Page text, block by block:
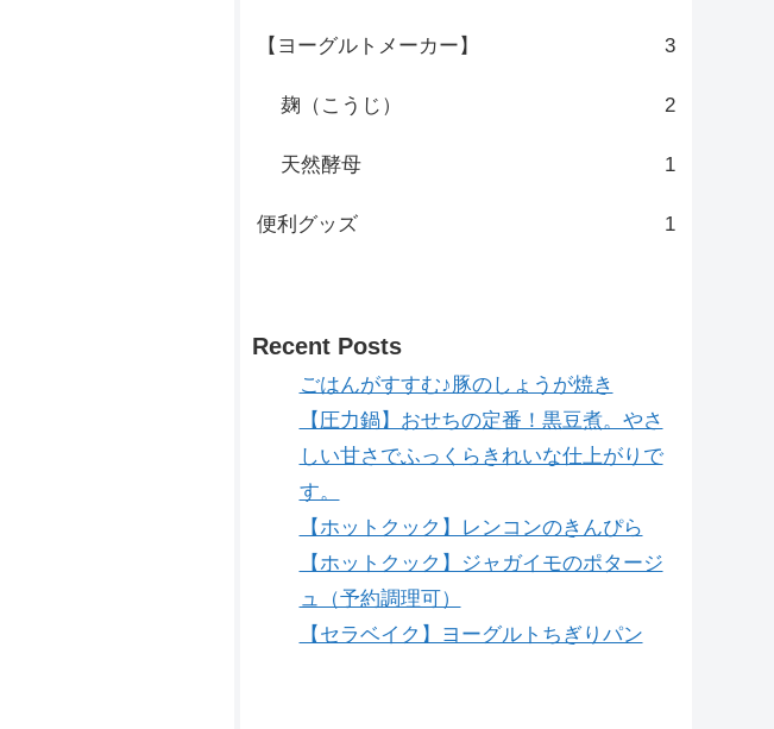
【ヨーグルトメーカー】 3
麹（こうじ） 2
天然酵母 1
便利グッズ 1
Recent Posts
ごはんがすすむ♪豚のしょうが焼き
【圧力鍋】おせちの定番！黒豆煮。やさ
しい甘さでふっくらきれいな仕上がりで
す。
【ホットクック】レンコンのきんぴら
【ホットクック】ジャガイモのポタージ
ュ（予約調理可）
【セラベイク】ヨーグルトちぎりパン